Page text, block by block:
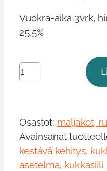
Vuokra-aika 3vrk,
25,5%
Kukkasiili,
Kenzan,
Osastot: maljakot,
Avainsanat
kestävä kehitys,
asetelma, kukkasiili